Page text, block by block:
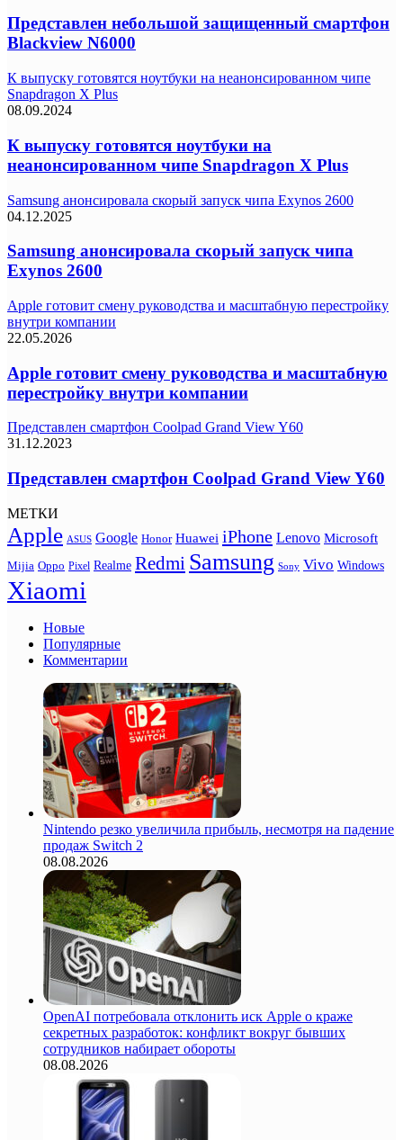
Представлен небольшой защищенный смартфон
Blackview N6000
К выпуску готовятся ноутбуки на неанонсированном чипе
Snapdragon X Plus
08.09.2024
К выпуску готовятся ноутбуки на
неанонсированном чипе Snapdragon X Plus
Samsung анонсировала скорый запуск чипа Exynos 2600
04.12.2025
Samsung анонсировала скорый запуск чипа
Exynos 2600
Apple готовит смену руководства и масштабную перестройку
внутри компании
22.05.2026
Apple готовит смену руководства и масштабную
перестройку внутри компании
Представлен смартфон Coolpad Grand View Y60
31.12.2023
Представлен смартфон Coolpad Grand View Y60
МЕТКИ
Apple ASUS Google Honor Huawei iPhone Lenovo Microsoft
Mijia Oppo Pixel Realme Redmi Samsung Sony Vivo Windows
Xiaomi
Новые
Популярные
Комментарии
Nintendo резко увеличила прибыль, несмотря на падение
продаж Switch 2
08.08.2026
OpenAI потребовала отклонить иск Apple о краже
секретных разработок: конфликт вокруг бывших
сотрудников набирает обороты
08.08.2026